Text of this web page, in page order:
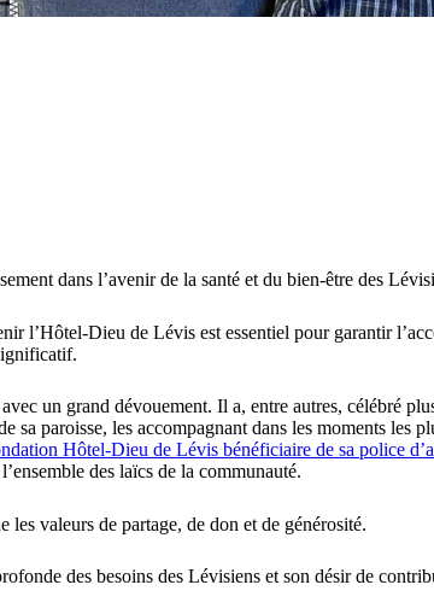
dans l’avenir de la santé et du bien-être des
l’Hôtel-Dieu de Lévis est essentiel pour garantir
un grand dévouement. Il a, entre autres, célébré
sa paroisse, les accompagnant dans les moments les
Hôtel-Dieu de Lévis bénéficiaire de sa police
des laïcs de la communauté.
valeurs de partage, de don et de générosité.
des besoins des Lévisiens et son désir de